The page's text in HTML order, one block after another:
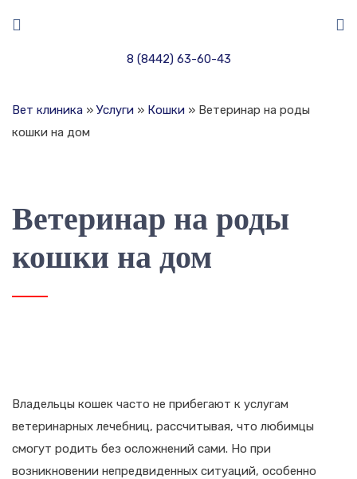
8 (8442) 63-60-43
Вет клиника »Услуги » Кошки » Ветеринар на роды
кошки на дом
Ветеринар на роды
кошки на дом
Владельцы кошек часто не прибегают к услугам
ветеринарных лечебниц, рассчитывая, что любимцы
смогут родить без осложнений сами. Но при
возникновении непредвиденных ситуаций, особенно